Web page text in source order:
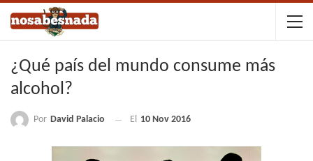
¿Qué país del mundo consume más
alcohol?
Por David Palacio El 10 Nov 2016